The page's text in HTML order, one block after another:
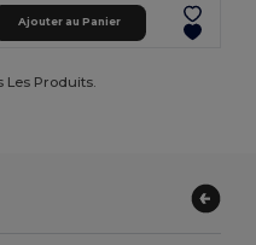
Ajouter au Panier
Les Produits.